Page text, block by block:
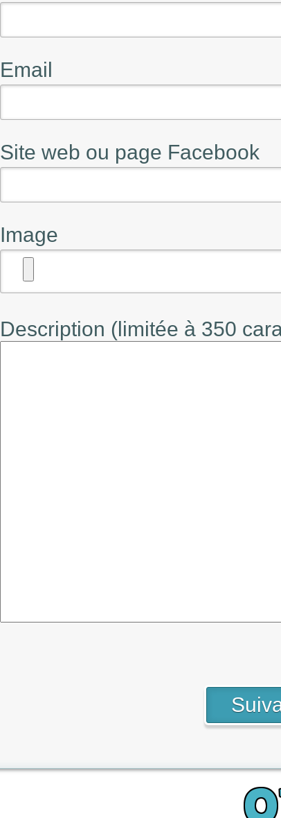
Email
Site web ou page Facebook
Image
Description (limitée à 350